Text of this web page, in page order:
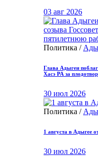
03 авг 2026
Политика /
Глава Адыгеи
Хасэ РА за
30 июл 2026
Политика /
1 августа в Адыгее
30 июл 2026